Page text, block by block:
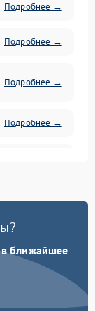
Подробнее →
Подробнее →
Подробнее →
Подробнее →
Подробнее →
в ближайшее